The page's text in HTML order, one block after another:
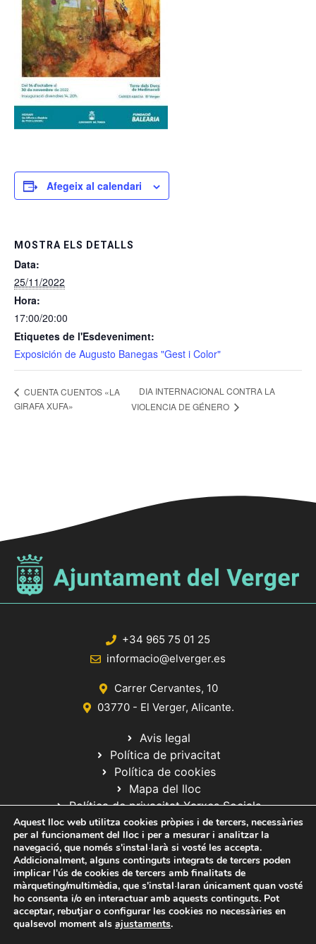
Afegeix al calendari
MOSTRA ELS DETALLS
Data:
25/11/2022
Hora:
17:00/20:00
Etiquetes de l'Esdeveniment:
Exposición de Augusto Banegas "Gest i Color"
CUENTA CUENTOS «LA
GIRAFA XUFA»
DIA INTERNACIONAL CONTRA LA
VIOLENCIA DE GÉNERO
+34 965 75 01 25
informacio@elverger.es
Carrer Cervantes, 10
03770 - El Verger, Alicante.
Avis legal
Política de privacitat
Política de cookies
Mapa del lloc
Política de privacitat Xarxes Socials
© 2020 Web desarrollada por el Servicio de Informática de Diputación
de Alicante
Aquest lloc web utilitza cookies pròpies i de tercers, necessàries
per al funcionament del lloc i per a mesurar i analitzar la
navegació, que només s'instal·larà si vosté les accepta.
Addicionalment, alguns continguts integrats de tercers poden
implicar l'ús de cookies de tercers amb finalitats de
màrqueting/multimèdia, que s'instal·laran únicament quan vosté
ho consenta i/o en interactuar amb aquests continguts. Pot
acceptar, rebutjar o configurar les cookies no necessàries en
qualsevol moment als ajustaments.